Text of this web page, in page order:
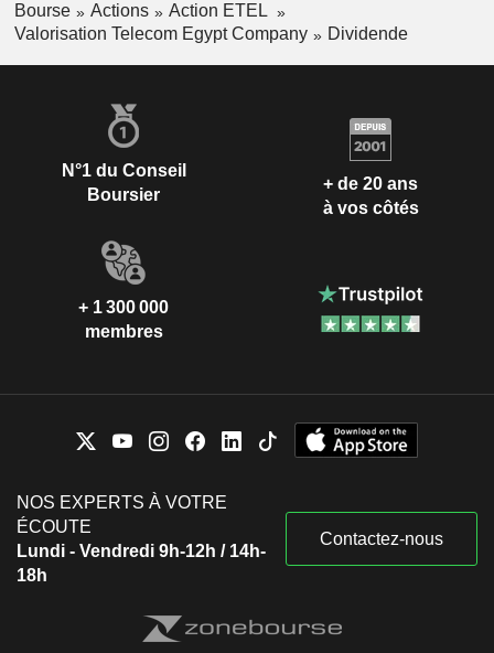
Bourse Actions
Action ETEL
Valorisation Telecom Egypt Company
Dividende
N°1 du Conseil
Boursier
+ de 20 ans
à vos côtés
+ 1 300 000
membres
NOS EXPERTS À VOTRE
ÉCOUTE
Lundi - Vendredi 9h-12h / 14h-
18h
Contactez-nous